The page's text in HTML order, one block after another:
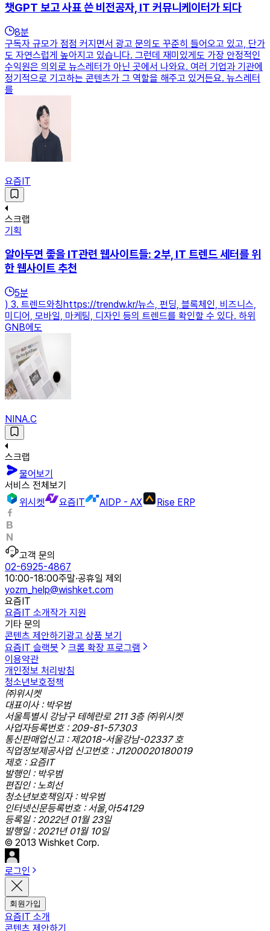
챗GPT 보고 사표 쓴 비전공자, IT 커뮤니케이터가 되다
8분
구독자 규모가 점점 커지면서 광고 문의도 꾸준히 들어오고 있고, 단가
도 자연스럽게 높아지고 있습니다. 그런데 재미있게도 가장 안정적인
수익원은 의외로 뉴스레터가 아닌 곳에서 나와요. 여러 기업과 기관에
정기적으로 기고하는 콘텐츠가 그 역할을 해주고 있거든요. 뉴스레터
를
요즘IT
스크랩
기획
알아두면 좋을 IT관련 웹사이트들: 2부, IT 트렌드 세터를 위
한 웹사이트 추천
5분
) 3. 트렌드와칭https://trendw.kr/뉴스, 펀딩, 블록체인, 비즈니스,
미디어, 모바일, 마케팅, 디자인 등의 트렌드를 확인할 수 있다. 하위
GNB에도
NINA.C
스크랩
물어보기
서비스 전체보기
위시켓
요즘IT AIDP - AX Rise ERP
고객 문의
02-6925-4867
10:00-18:00주말·공휴일 제외
yozm_help@wishket.com
요즘IT
요즘IT 소개작가 지원
기타 문의
콘텐츠 제안하기 광고 상품 보기
요즘IT 슬랙봇
크롬 확장 프로그램
이용약관
개인정보 처리방침
청소년보호정책
㈜위시켓
대표이사 : 박우범
서울특별시 강남구 테헤란로 211 3층 ㈜위시켓
사업자등록번호 : 209-81-57303
통신판매업신고 : 제2018-서울강남-02337 호
직업정보제공사업 신고번호 : J1200020180019
제호 : 요즘IT
발행인 : 박우범
편집인 : 노희선
청소년보호책임자 : 박우범
인터넷신문등록번호 : 서울,아54129
등록일 : 2022년 01월 23일
발행일 : 2021년 01월 10일
© 2013 Wishket Corp.
로그인
회원가입
요즘IT 소개
콘텐츠 제안하기